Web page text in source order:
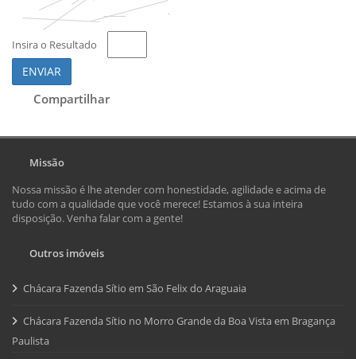
Insira o Resultado
ENVIAR
Compartilhar
Missão
Nossa missão é lhe atender com honestidade, agilidade e acima de
tudo com a qualidade que você merece! Estamos à sua inteira
disposição. Venha falar com a gente!
Outros imóveis
Chácara Fazenda Sítio em São Felix do Araguaia
Chácara Fazenda Sítio no Morro Grande da Boa Vista em Bragança
Paulista